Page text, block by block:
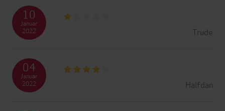
Trude
10
Januar
2022
Halfdan
04
Januar
2022